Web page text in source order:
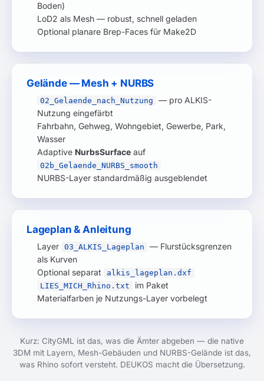
Boden)
LoD2 als Mesh — robust, schnell geladen
Optional planare Brep-Faces für Make2D
Gelände — Mesh + NURBS
02_Gelaende_nach_Nutzung
— pro ALKIS-
Nutzung eingefärbt
Fahrbahn, Gehweg, Wohngebiet, Gewerbe, Park,
Wasser
Adaptive NurbsSurface auf
02b_Gelaende_NURBS_smooth
NURBS-Layer standardmäßig ausgeblendet
Lageplan & Anleitung
Layer 03_ALKIS_Lageplan
— Flurstücksgrenzen
als Kurven
Optional separat
alkis_lageplan.dxf
LIES_MICH_Rhino.txt
im Paket
Materialfarben je Nutzungs-Layer vorbelegt
Kurz: CityGML ist das, was die Ämter abgeben — die native
3DM mit Layern, Mesh-Gebäuden und NURBS-Gelände ist das,
was Rhino sofort versteht. DEUKOS macht die Übersetzung.